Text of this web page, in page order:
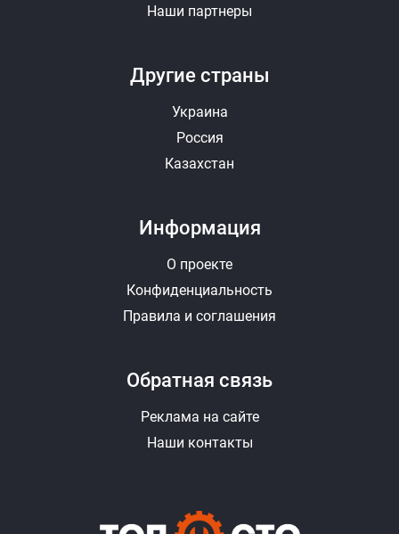
Другие страны
Украина
Россия
Казахстан
Наши партнеры
Информация
О проекте
Конфиденциальность
Правила и соглашения
Обратная связь
Реклама на сайте
Наши контакты